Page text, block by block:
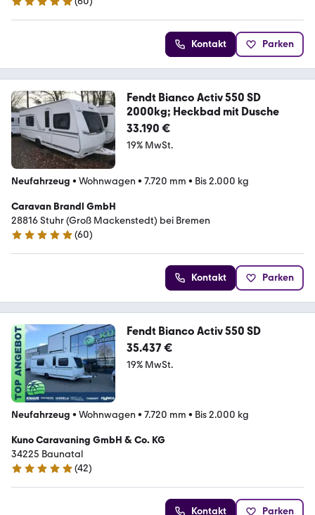
4.8 Sterne
Kontakt Parken
Fendt Bianco Activ 550 SD
2000kg; Heckbad mit Dusche
33.190 €
19% MwSt.
Neufahrzeug • Wohnwagen • 7.720 mm • Bis 2.000 kg
Caravan Brandl GmbH
28816 Stuhr (Groß Mackenstedt) bei Bremen
4.8 Sterne
(60)
Kontakt Parken
Fendt Bianco Activ 550 SD
35.437 €
19% MwSt.
Neufahrzeug • Wohnwagen • 7.720 mm • Bis 2.000 kg
Kuno Caravaning GmbH & Co. KG
34225 Baunatal
5 Sterne
(42)
Kontakt Parken